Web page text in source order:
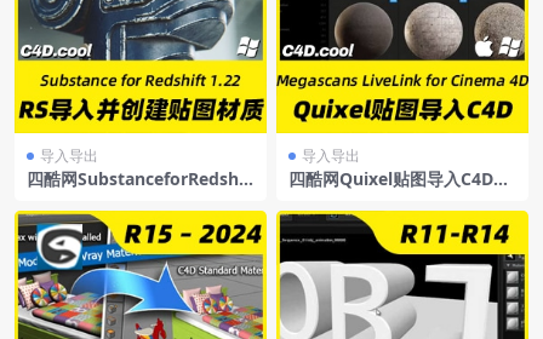
导入导出
四酷网SubstanceforRedshif
导入导出
四酷网Quixel贴图导入C4D桥